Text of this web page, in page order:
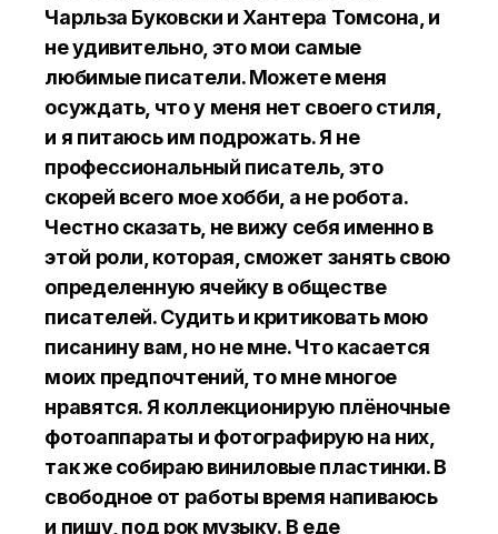
Чарльза Буковски и Хантера Томсона, и
не удивительно, это мои самые
любимые писатели. Можете меня
осуждать, что у меня нет своего стиля,
и я питаюсь им подрожать. Я не
профессиональный писатель, это
скорей всего мое хобби, а не робота.
Честно сказать, не вижу себя именно в
этой роли, которая, сможет занять свою
определенную ячейку в обществе
писателей. Судить и критиковать мою
писанину вам, но не мне. Что касается
моих предпочтений, то мне многое
нравятся. Я коллекционирую плёночные
фотоаппараты и фотографирую на них,
так же собираю виниловые пластинки. В
свободное от работы время напиваюсь
и пишу, под рок музыку. В еде